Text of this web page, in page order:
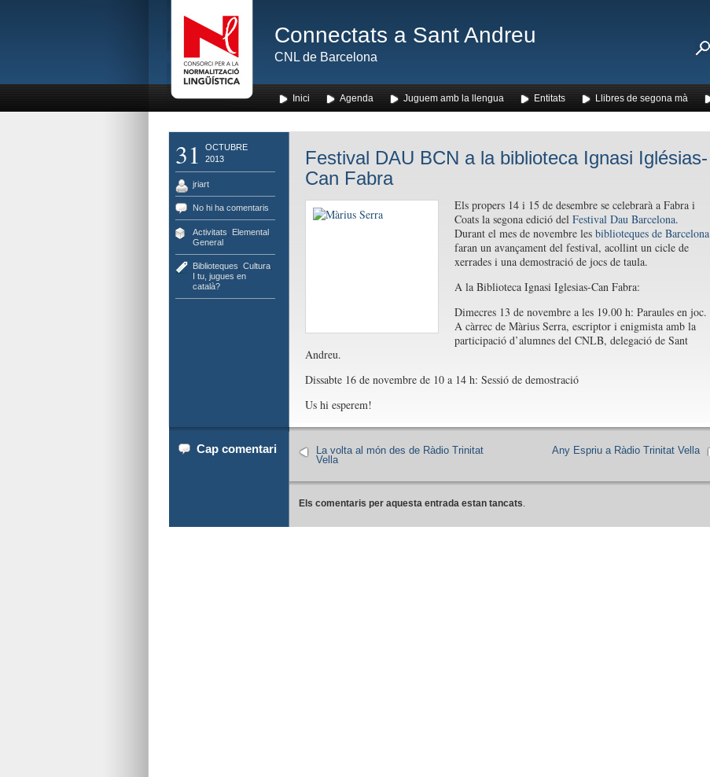
Connectats a Sant Andreu
CNL de Barcelona
Inici Agenda Juguem amb la llengua Entitats Llibres de segona mà
31
OCTUBRE
2013
jriart
No hi ha comentaris
Activitats Elemental,
General
Biblioteques Cultura,
I tu, jugues en
català?
Festival DAU BCN a la biblioteca Ignasi Iglésias-
Can Fabra
Els propers 14 i 15 de desembre se celebrarà a Fabra i
Coats la segona edició del Festival Dau Barcelona.
Durant el mes de novembre les biblioteques de Barcelona
faran un avançament del festival, acollint un cicle de
xerrades i una demostració de jocs de taula.
A la Biblioteca Ignasi Iglesias-Can Fabra:
Dimecres 13 de novembre a les 19.00 h: Paraules en joc.
A càrrec de Màrius Serra, escriptor i enigmista amb la
participació d’alumnes del CNLB, delegació de Sant
Andreu.
Dissabte 16 de novembre de 10 a 14 h: Sessió de demostració
Us hi esperem!
Cap comentari Any Espriu a Ràdio Trinitat Vella
La volta al món des de Ràdio Trinitat
Vella
Els comentaris per aquesta entrada estan tancats.